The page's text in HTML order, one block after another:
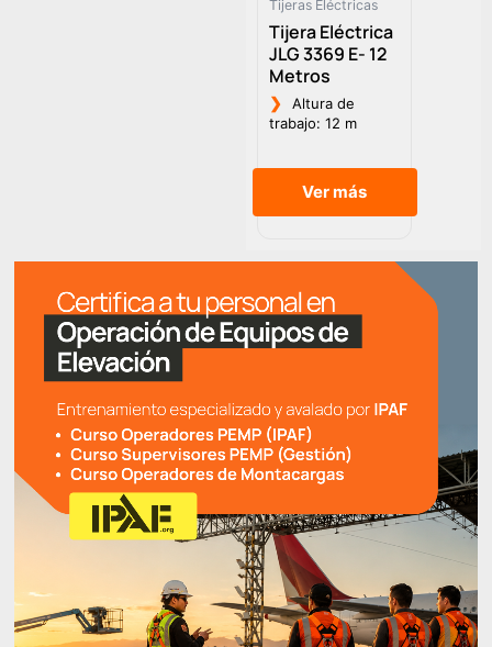
Tijeras Eléctricas
Tijera Eléctrica
JLG 3369 E- 12
Metros
❯
Altura de
trabajo: 12 m
Ver más